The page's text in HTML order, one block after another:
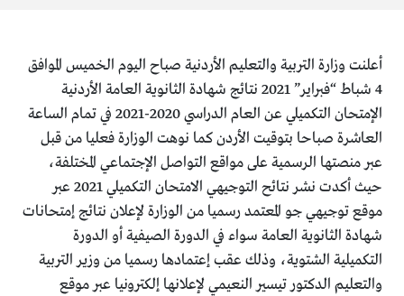
أعلنت وزارة التربية والتعليم الأردنية صباح اليوم الخميس الموافق
4 شباط “فبراير” 2021 نتائج شهادة الثانوية العامة الأردنية
الإمتحان التكميلي عن العام الدراسي 2020-2021 في تمام الساعة
العاشرة صباحا بتوقيت الأردن كما نوهت الوزارة فعليا من قبل
عبر منصتها الرسمية على مواقع التواصل الإجتماعي المختلفة،
حيث أكدت نشر نتائح التوجيهي الامتحان التكميلي 2021 عبر
موقع توجيهي جو المعتمد رسميا من الوزارة لإعلان نتائج إمتحانات
شهادة الثانوية العامة سواء في الدورة الصيفية أو الدورة
التكميلية الشتوية، وذلك عقب إعتمادها رسميا من وزير التربية
والتعليم الدكتور تيسير النعيمي لإعلانها إلكترونيا عبر موقع